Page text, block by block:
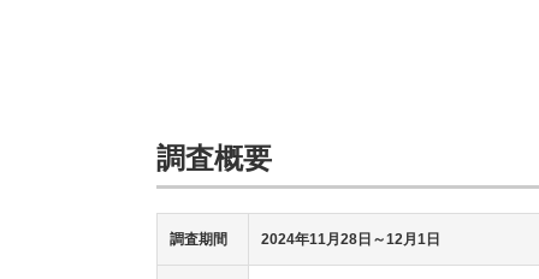
調査概要
調査期間 2024年11月28日～12月1日